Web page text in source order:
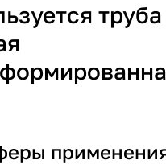
труба